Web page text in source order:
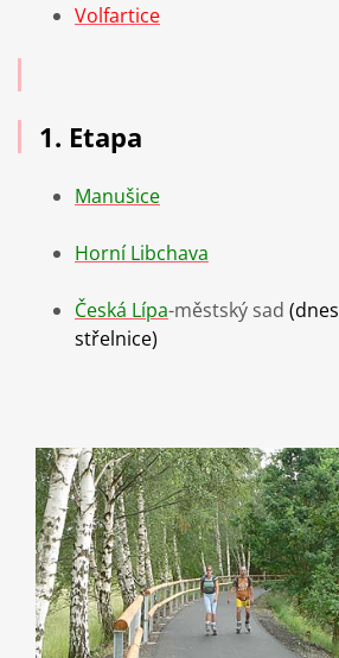
Volfartice
1. Etapa
Manušice
Horní Libchava
Česká Lípa-městský sad (dnes
střelnice)